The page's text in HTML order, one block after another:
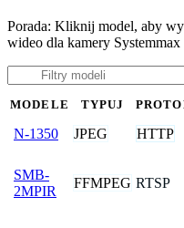
Porada: Kliknij model, aby
wideo dla kamery Systemmax
MODELE TYPUJ
N-1350 JPEG HTTP
SMB-
2MPIR
FFMPEG RTSP